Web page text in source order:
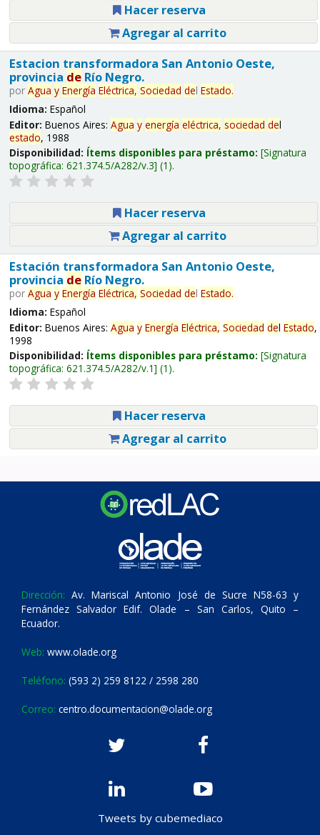
Hacer reserva
Agregar al carrito
Estacion transformadora San Antonio Oeste,
provincia deRío Negro.
por Agua y Energía Eléctrica, Sociedad del Estado.
Idioma: Español
Editor: Buenos Aires: Agua y energía eléctrica, sociedad del
estado, 1988
Disponibilidad: Ítems disponibles para préstamo: Signatura
topográfica: 621.374.5/A282/v.3 (1).
Hacer reserva
Agregar al carrito
Estación transformadora San Antonio Oeste,
provincia deRío Negro.
por Agua y Energía Eléctrica, Sociedad del Estado.
Idioma: Español
Editor: Buenos Aires: Agua y Energía Eléctrica, Sociedad del Estado,
1998
Disponibilidad: Ítems disponibles para préstamo: Signatura
topográfica: 621.374.5/A282/v.1 (1).
Hacer reserva
Agregar al carrito
Dirección: Av. Mariscal Antonio José de Sucre N58-63 y
Fernández Salvador Edif. Olade – San Carlos, Quito –
Ecuador.
Web: www.olade.org
Teléfono: (593 2) 259 8122 / 2598 280
Correo: centro.documentacion@olade.org
Tweets by cubemediaco